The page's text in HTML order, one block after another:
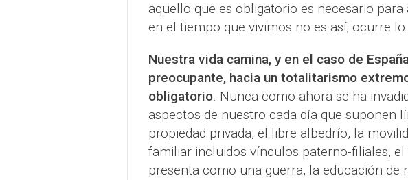
aquello que es obligatorio es necesario
en el tiempo que vivimos no es así; ocurre
Nuestra vida camina, y en el caso de
preocupante, hacia un totalitarismo
obligatorio. Nunca como ahora se ha
aspectos de nuestro cada día que suponen
propiedad privada, el libre albedrío, la
familiar incluidos vínculos paterno-filiales,
presenta como una guerra, la educación de